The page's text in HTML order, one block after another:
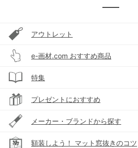
アウトレット
e-画材.com おすすめ商品
特集
プレゼントにおすすめ
メーカー・ブランドから探す
額装しよう！ マット窓抜きのコツ